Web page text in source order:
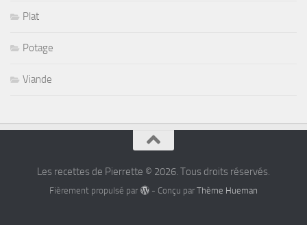
Plat
Potage
Viande
Les recettes de Pierrette © 2026. Tous droits réservés.
Fièrement propulsé par - Conçu par Thème Hueman